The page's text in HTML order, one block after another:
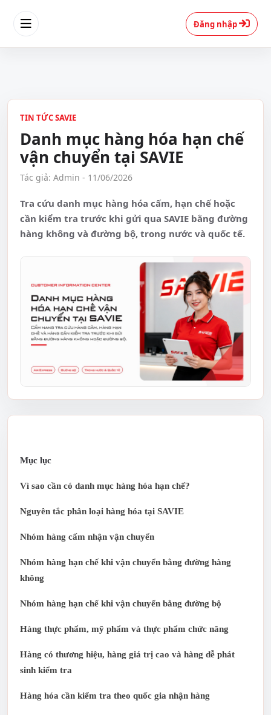
Đăng nhập
TIN TỨC SAVIE
Danh mục hàng hóa hạn chế
vận chuyển tại SAVIE
Tác giả: Admin - 11/06/2026
Tra cứu danh mục hàng hóa cấm, hạn chế hoặc
cần kiểm tra trước khi gửi qua SAVIE bằng đường
hàng không và đường bộ, trong nước và quốc tế.
Mục lục
Vì sao cần có danh mục hàng hóa hạn chế?
Nguyên tắc phân loại hàng hóa tại SAVIE
Nhóm hàng cấm nhận vận chuyển
Nhóm hàng hạn chế khi vận chuyển bằng đường hàng
không
Nhóm hàng hạn chế khi vận chuyển bằng đường bộ
Hàng thực phẩm, mỹ phẩm và thực phẩm chức năng
Hàng có thương hiệu, hàng giá trị cao và hàng dễ phát
sinh kiểm tra
Hàng hóa cần kiểm tra theo quốc gia nhận hàng